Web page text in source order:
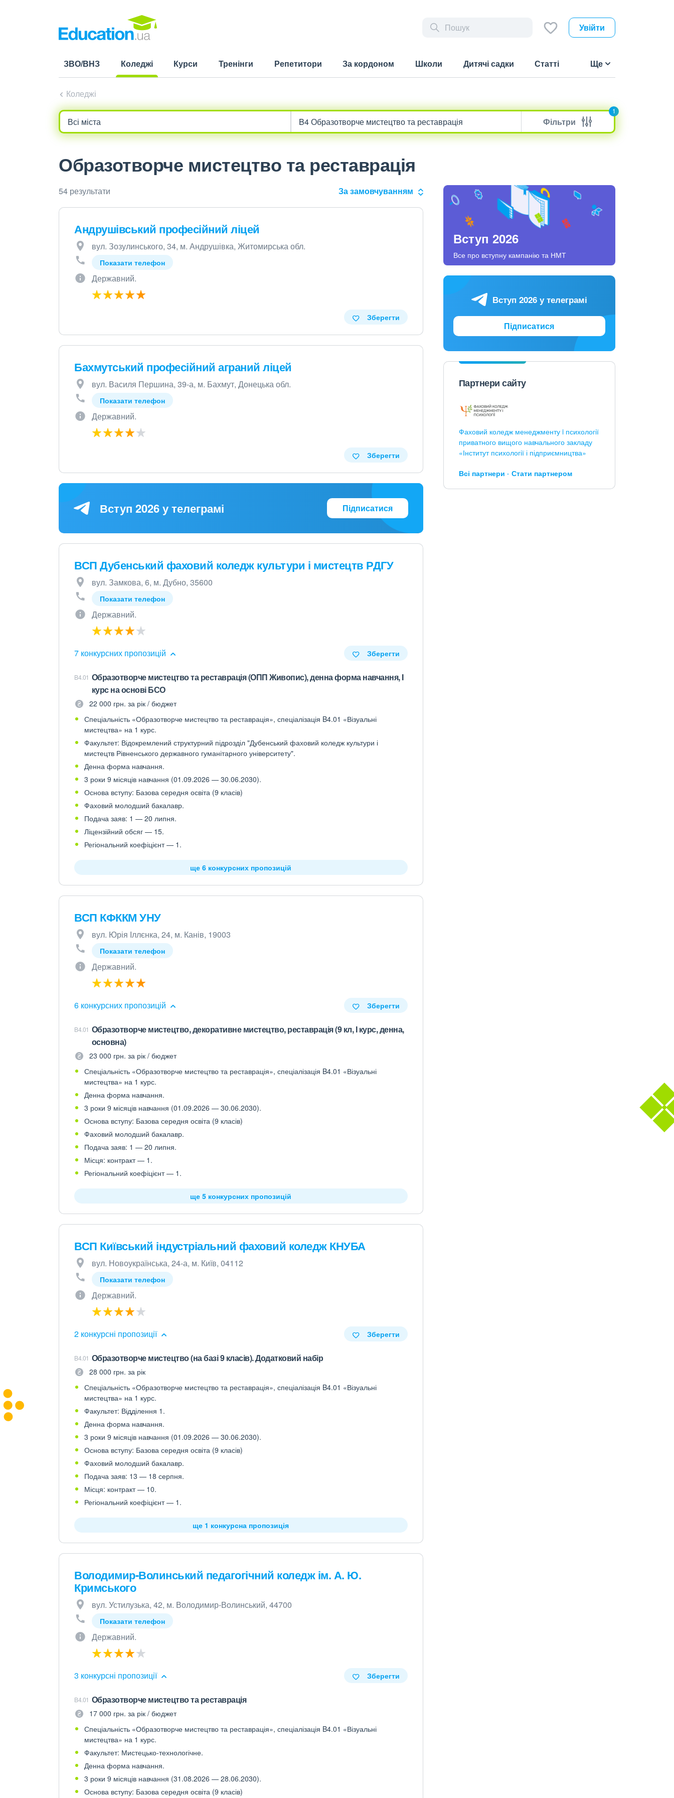
Увійти
ЗВО/ВНЗ
Коледжі
Курси Тренінги Репетитори За кордоном Школи Дитячі садки Статті Ще
Коледжі
Фільтри
1
Образотворче мистецтво та реставрація
54 результати За замовчуванням
Андрушівський професійний ліцей
вул. Зозулинського, 34, м. Андрушівка, Житомирська обл.
Показати телефон
Державний.
Зберегти
Бахмутський професійний аграний ліцей
вул. Василя Першина, 39-а, м. Бахмут, Донецька обл.
Показати телефон
Державний.
Зберегти
Вступ 2026 у телеграмі Підписатися
ВСП Дубенський фаховий коледж культури і мистецтв РДГУ
вул. Замкова, 6, м. Дубно, 35600
Показати телефон
Державний.
7 конкурсних пропозицій Зберегти
B4.01 Образотворче мистецтво та реставрація (ОПП Живопис), денна форма навчання, I
курс на основі БСО
22 000 грн. за рік / бюджет
Спеціальність «Образотворче мистецтво та реставрація», спеціалізація B4.01 «Візуальні
мистецтва» на 1 курс.
Факультет: Відокремлений структурний підрозділ "Дубенський фаховий коледж культури і
мистецтв Рівненського державного гуманітарного університету".
Денна форма навчання.
3 роки 9 місяців навчання (01.09.2026 — 30.06.2030).
Основа вступу: Базова середня освіта (9 класів)
Фаховий молодший бакалавр.
Подача заяв: 1 — 20 липня.
Ліцензійний обсяг — 15.
Регіональний коефіцієнт — 1.
ще 6 конкурсних пропозицій
ВСП КФККМ УНУ
вул. Юрія Іллєнка, 24, м. Канів, 19003
Показати телефон
Державний.
6 конкурсних пропозицій Зберегти
B4.01 Образотворче мистецтво, декоративне мистецтво, реставрація (9 кл, І курс, денна,
основна)
23 000 грн. за рік / бюджет
Спеціальність «Образотворче мистецтво та реставрація», спеціалізація B4.01 «Візуальні
мистецтва» на 1 курс.
Денна форма навчання.
3 роки 9 місяців навчання (01.09.2026 — 30.06.2030).
Основа вступу: Базова середня освіта (9 класів)
Фаховий молодший бакалавр.
Подача заяв: 1 — 20 липня.
Місця: контракт — 1.
Регіональний коефіцієнт — 1.
ще 5 конкурсних пропозицій
ВСП Київський індустріальний фаховий коледж КНУБА
вул. Новоукраїнська, 24-а, м. Київ, 04112
Показати телефон
Державний.
2 конкурсні пропозиції Зберегти
B4.01 Образотворче мистецтво (на базі 9 класів). Додатковий набір
28 000 грн. за рік
Спеціальність «Образотворче мистецтво та реставрація», спеціалізація B4.01 «Візуальні
мистецтва» на 1 курс.
Факультет: Відділення 1.
Денна форма навчання.
3 роки 9 місяців навчання (01.09.2026 — 30.06.2030).
Основа вступу: Базова середня освіта (9 класів)
Фаховий молодший бакалавр.
Подача заяв: 13 — 18 серпня.
Місця: контракт — 10.
Регіональний коефіцієнт — 1.
ще 1 конкурсна пропозиція
Володимир-Волинський педагогічний коледж ім. А. Ю.
Кримського
вул. Устилузька, 42, м. Володимир-Волинський, 44700
Показати телефон
Державний.
3 конкурсні пропозиції Зберегти
B4.01 Образотворче мистецтво та реставрація
17 000 грн. за рік / бюджет
Спеціальність «Образотворче мистецтво та реставрація», спеціалізація B4.01 «Візуальні
мистецтва» на 1 курс.
Факультет: Мистецько-технологічне.
Денна форма навчання.
3 роки 9 місяців навчання (31.08.2026 — 28.06.2030).
Основа вступу: Базова середня освіта (9 класів)
Вступ 2026
Все про вступну кампанію та НМТ
Вступ 2026 у телеграмі
Підписатися
Партнери сайту
Фаховий коледж менеджменту i психології
приватного вищого навчального закладу
«Інститут психології і підприємництва»
Всі партнери Стати партнером